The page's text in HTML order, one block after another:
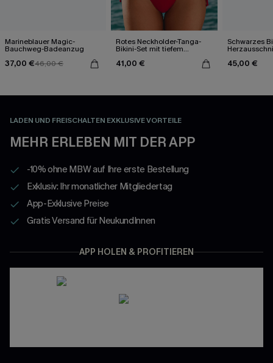
Marineblauer Magic-
Bauchweg-Badeanzug
37,00 €46,00 €
Rotes Neckholder-Tanga-
Bikini-Set mit tiefem
41,00 €
Schwarzes
45,00 €
LADEN UND FREISCHALTEN EXKLUSIVE VORTEILE
MEHR ERLEBEN MIT DER APP
-10% ohne MBW auf Ihre erste Bestellung
Exklusiv: Ihr monatlicher Mitgliedertag
App-Exklusive Preise
Gratis Versand für NeukundInnen
APP HOLEN & PROFITIEREN